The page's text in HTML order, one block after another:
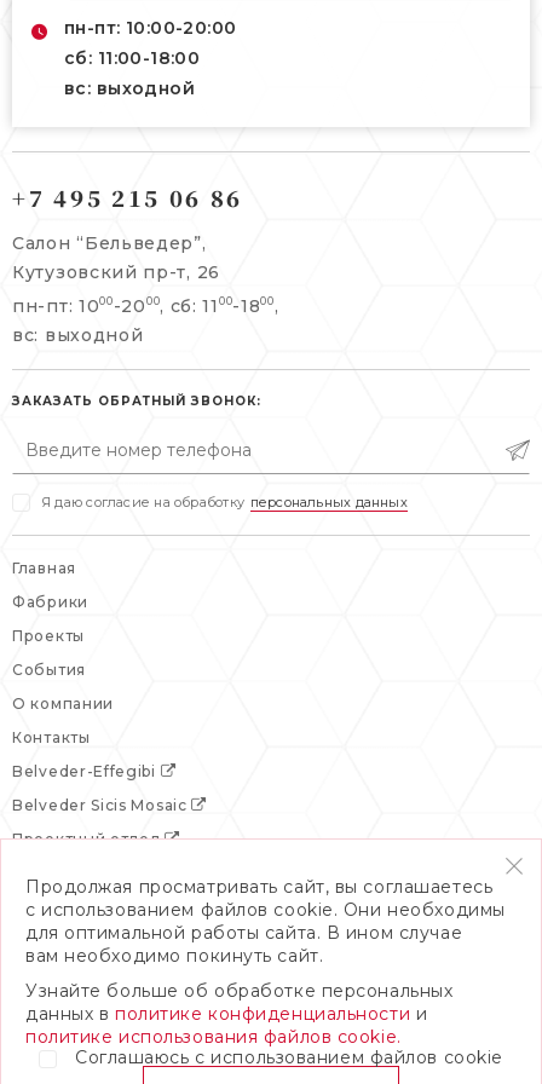
пн-пт: 10:00-20:00
сб: 11:00-18:00
вс: выходной
info@belveder-e.ru
пн-пт: 10:00-20:00
сб, вс: выходной
Берсеневский переулок, 3/10с7
+7 495 477 45 43
info@belveder-e.ru
пн-пт: 10:00-19:00
сб: выходной
+7 495 215 06 86
Салон “Бельведер”,
Кутузовский пр-т, 26
пн-пт: 1000 -20 00, сб: 11 00-1800 ,
вс: выходной
ЗАКАЗАТЬ ОБРАТНЫЙ ЗВОНОК:
Я даю согласие на обработку персональных данных
Главная
Фабрики
Проекты
События
О компании
Контакты
Belveder-Effegibi
Belveder Sicis Mosaic
Проектный отдел
© 2026 БельведерПолитика конфиденциальности
Продолжая просматривать сайт, вы соглашаетесь
с использованием файлов cookie. Они необходимы
для оптимальной работы сайта. В ином случае
вам необходимо покинуть сайт.
Узнайте больше об обработке персональных
данных вполитике конфиденциальности и
политике использования файлов cookie.
Соглашаюсь с использованием файлов cookie